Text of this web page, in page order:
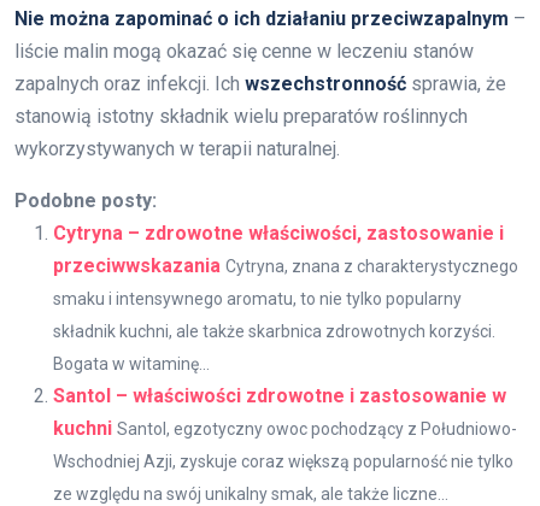
Nie można zapominać o ich działaniu przeciwzapalnym –
liście malin mogą okazać się cenne w leczeniu stanów
zapalnych oraz infekcji. Ich wszechstronność sprawia, że
stanowią istotny składnik wielu preparatów roślinnych
wykorzystywanych w terapii naturalnej.
Podobne posty:
Cytryna – zdrowotne właściwości, zastosowanie i
przeciwwskazania Cytryna, znana z charakterystycznego
smaku i intensywnego aromatu, to nie tylko popularny
składnik kuchni, ale także skarbnica zdrowotnych korzyści.
Bogata w witaminę...
Santol – właściwości zdrowotne i zastosowanie w
kuchni Santol, egzotyczny owoc pochodzący z Południowo-
Wschodniej Azji, zyskuje coraz większą popularność nie tylko
ze względu na swój unikalny smak, ale także liczne...